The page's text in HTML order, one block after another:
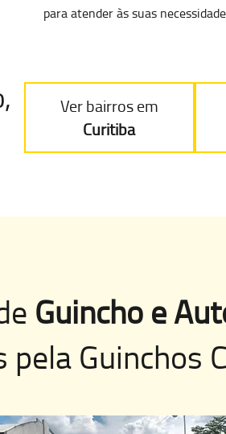
para atender às suas
,
Ver bairros em
Curitiba
Guincho e
pelaGuinchos